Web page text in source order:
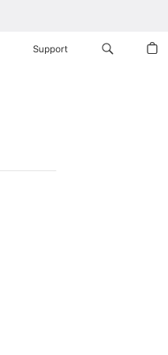
Support